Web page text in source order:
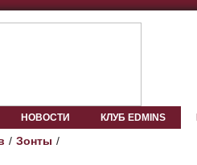
НОВОСТИ КЛУБ EDMINS
Зонты